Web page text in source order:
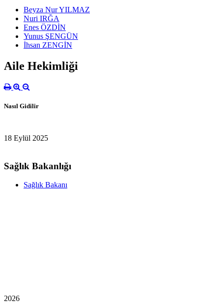
Beyza Nur YILMAZ
Nuri IRĞA
Enes ÖZDİN
Yunus ŞENGÜN
İhsan ZENGİN
Aile Hekimliği
Nasıl Gidilir
18 Eylül 2025
Sağlık Bakanlığı
Sağlık Bakanı
2026